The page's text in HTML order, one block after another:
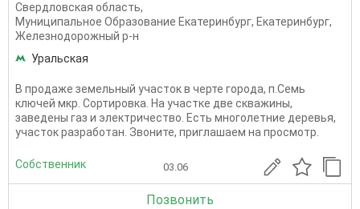
Свердловская область,
Муниципальное Образование Екатеринбург, Екатеринбург,
Железнодорожный р-н
Уральская
В продаже земельный участок в черте города, п.Семь
ключей мкр. Сортировка. На участке две скважины,
заведены газ и электричество. Есть многолетние деревья,
участок разработан. Звоните, приглашаем на просмотр.
Собственник 03.06
Позвонить